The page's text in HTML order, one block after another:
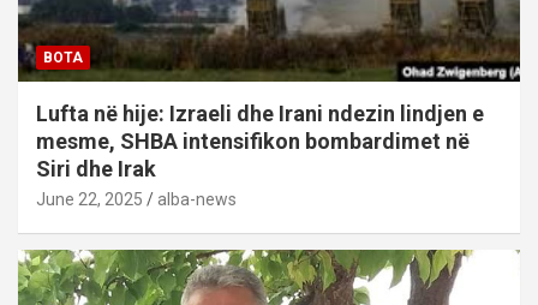
BOTA
Lufta në hije: Izraeli dhe Irani ndezin lindjen e
mesme, SHBA intensifikon bombardimet në
Siri dhe Irak
June 22, 2025 alba-news